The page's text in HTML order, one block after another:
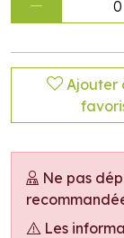
0
Ajouter
Ne pas
Les